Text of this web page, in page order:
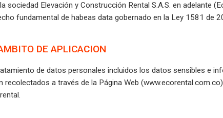
sociedad Elevación y Construcción Rental S.A.S. en adelante
fundamental de habeas data gobernado en la Ley 1581 de
DE APLICACION
de datos personales incluidos los datos sensibles e
recolectados a través de la Página Web